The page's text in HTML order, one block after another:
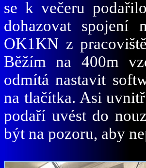
se k večeru
dohazovat
OK1KN z
Běžím na 400m
odmítá nastavit
na tlačítka. Asi
podaří uvést do
být na pozoru, aby